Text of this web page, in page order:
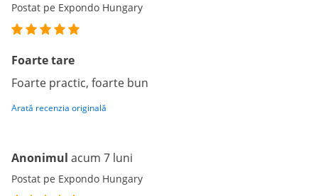
Postat pe Expondo Hungary
Foarte tare
Foarte practic, foarte bun
Arată recenzia originală
Anonimul acum 7 luni
Postat pe Expondo Hungary